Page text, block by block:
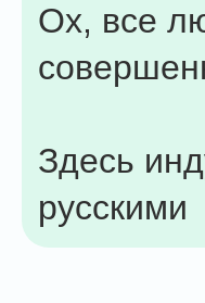
Ох, все
Здесь
русскими